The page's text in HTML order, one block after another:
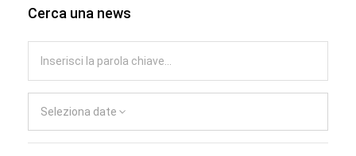
Cerca una news
Seleziona date